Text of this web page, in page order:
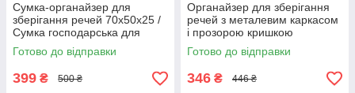
Сумка-органайзер для
зберігання речей 70х50х25 /
Сумка господарська для
білизни та одягу, бежева
Готово до відправки
399 ₴ 500 ₴
Органайзер для зберігання
речей з металевим каркасом
і прозорою кришкою
універсальний
Готово до відправки
346 ₴ 446 ₴